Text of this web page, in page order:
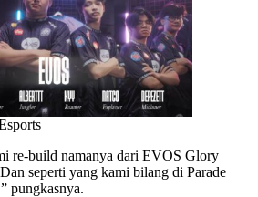
re-build namanya dari EVOS Glory
seperti yang kami bilang di Parade
pungkasnya.